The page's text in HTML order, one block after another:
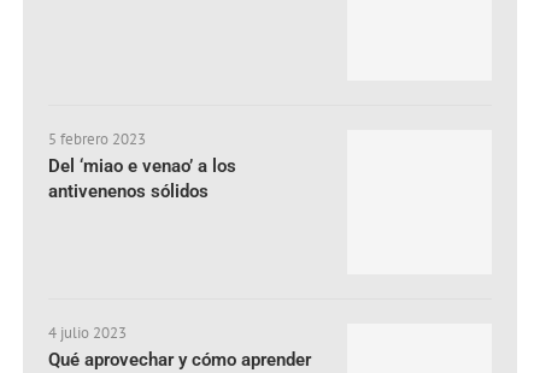
5 febrero 2023
Del ‘miao e venao’ a los
antivenenos sólidos
4 julio 2023
Qué aprovechar y cómo aprender